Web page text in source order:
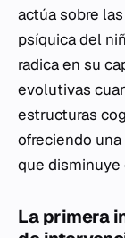
actúa sobre
psíquica del
radica en su
evolutivas
estructuras
ofreciendo
que
La primera